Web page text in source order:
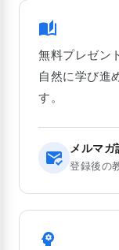
auto_stories
無料プレゼン
自然に学び進
す。
mark_email_read メルマガ
登録後の
psychology